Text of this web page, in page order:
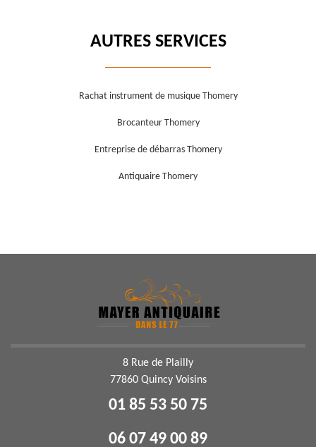
AUTRES SERVICES
Rachat instrument de musique Thomery
Brocanteur Thomery
Entreprise de débarras Thomery
Antiquaire Thomery
8 Rue de Plailly
77860 Quincy Voisins
01 85 53 50 75
06 07 49 00 89